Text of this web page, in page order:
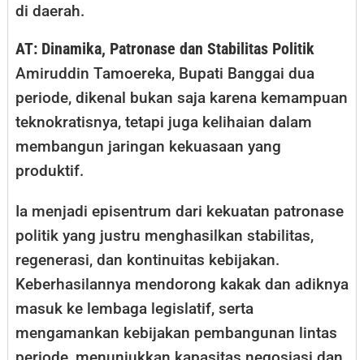
di daerah.
AT: Dinamika, Patronase dan Stabilitas Politik
Amiruddin Tamoereka, Bupati Banggai dua
periode, dikenal bukan saja karena kemampuan
teknokratisnya, tetapi juga kelihaian dalam
membangun jaringan kekuasaan yang
produktif.
Ia menjadi episentrum dari kekuatan patronase
politik yang justru menghasilkan stabilitas,
regenerasi, dan kontinuitas kebijakan.
Keberhasilannya mendorong kakak dan adiknya
masuk ke lembaga legislatif, serta
mengamankan kebijakan pembangunan lintas